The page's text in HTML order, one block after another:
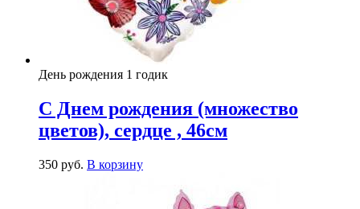
День рождения 1 годик
С Днем рождения (множество
цветов), сердце , 46см
350 руб. В корзину